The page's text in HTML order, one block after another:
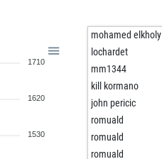
1710
1620
1530
mohamed elkholy
lochardet
mm1344
kill kormano
john pericic
romuald
romuald
romuald